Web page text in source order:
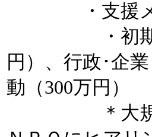
・支援メ
・初期活動
円）、行政･企
動（300万円）
＊大規模・